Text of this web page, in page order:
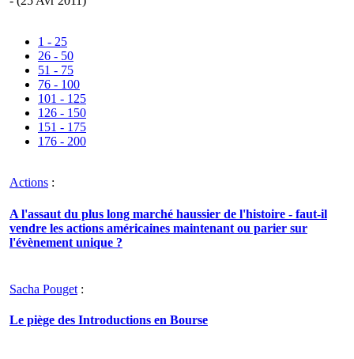
1 - 25
26 - 50
51 - 75
76 - 100
101 - 125
126 - 150
151 - 175
176 - 200
Actions :
A l'assaut du plus long marché haussier de l'histoire - faut-il
vendre les actions américaines maintenant ou parier sur
l'évènement unique ?
Sacha Pouget :
Le piège des Introductions en Bourse